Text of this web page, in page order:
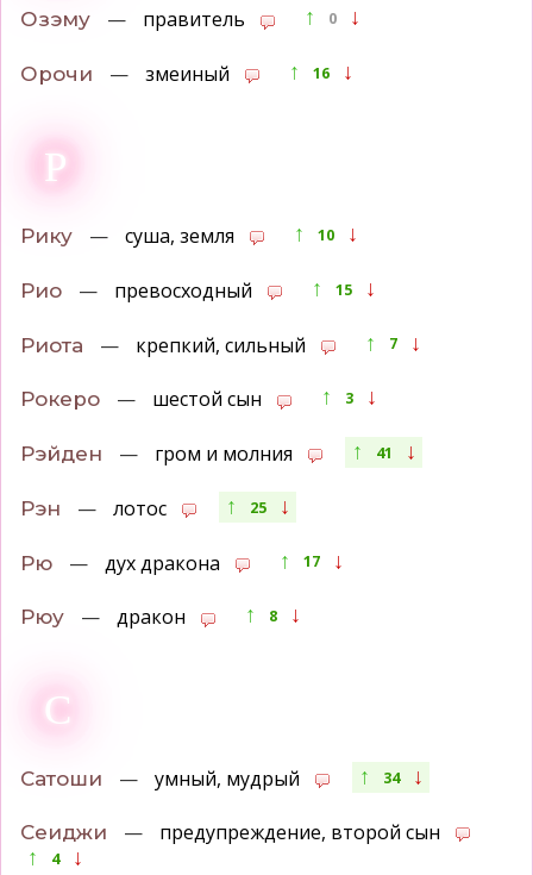
Озэму — правитель ↑ 0 ↓
Орочи — змеиный ↑ 16 ↓
Р
Рику — суша, земля ↑ 10 ↓
Рио — превосходный ↑ 15 ↓
Риота — крепкий, сильный ↑ 7 ↓
Рокеро — шестой сын ↑ 3 ↓
Рэйден — гром и молния ↑ 41 ↓
Рэн — лотос ↑ 25 ↓
Рю — дух дракона ↑ 17 ↓
Рюу — дракон ↑ 8 ↓
С
Сатоши — умный, мудрый ↑ 34 ↓
Сеиджи — предупреждение, второй сын
↑ 4 ↓